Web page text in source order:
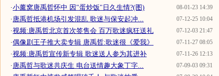
08-01-23 14:39
·小薰窝唐禹哲怀中 因"蛋炒饭"日久生情?(图)
07-12-25 10:04
· 唐禹哲抵港机场引发混乱 歌迷与保安起冲...
07-12-03 21:47
·视频:唐禹哲北京首次签售会 百万歌迷疯狂送礼
07-11-27 08:05
·偶像剧王子推大卖专辑 唐禹哲:歌迷很《爱我》
07-11-26 12:13
·视频:唐禹哲宣传新专辑 歌迷送人参为其进补
07-09-03 09:31
· 唐禹哲与歌迷共庆生 电台送情趣大象丁字...